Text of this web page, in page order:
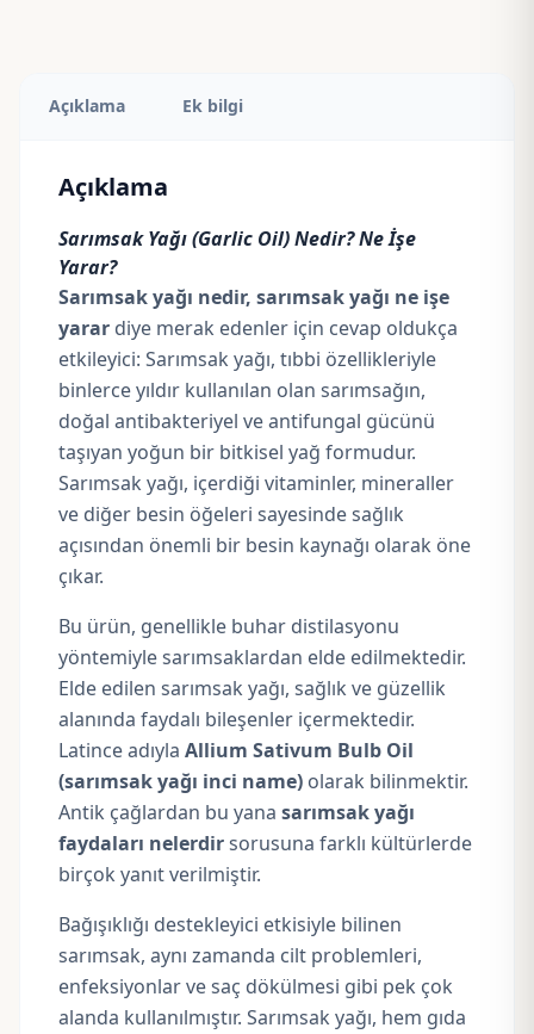
Açıklama Ek bilgi
Açıklama
Sarımsak Yağı (Garlic Oil) Nedir? Ne İşe
Yarar?
Sarımsak yağı nedir, sarımsak yağı ne işe
yarar diye merak edenler için cevap oldukça
etkileyici: Sarımsak yağı, tıbbi özellikleriyle
binlerce yıldır kullanılan olan sarımsağın,
doğal antibakteriyel ve antifungal gücünü
taşıyan yoğun bir bitkisel yağ formudur.
Sarımsak yağı, içerdiği vitaminler, mineraller
ve diğer besin öğeleri sayesinde sağlık
açısından önemli bir besin kaynağı olarak öne
çıkar.
Bu ürün, genellikle buhar distilasyonu
yöntemiyle sarımsaklardan elde edilmektedir.
Elde edilen sarımsak yağı, sağlık ve güzellik
alanında faydalı bileşenler içermektedir.
Latince adıyla Allium Sativum Bulb Oil
(sarımsak yağı inci name) olarak bilinmektir.
Antik çağlardan bu yana sarımsak yağı
faydaları nelerdirsorusuna farklı kültürlerde
birçok yanıt verilmiştir.
Bağışıklığı destekleyici etkisiyle bilinen
sarımsak, aynı zamanda cilt problemleri,
enfeksiyonlar ve saç dökülmesi gibi pek çok
alanda kullanılmıştır. Sarımsak yağı, hem gıda